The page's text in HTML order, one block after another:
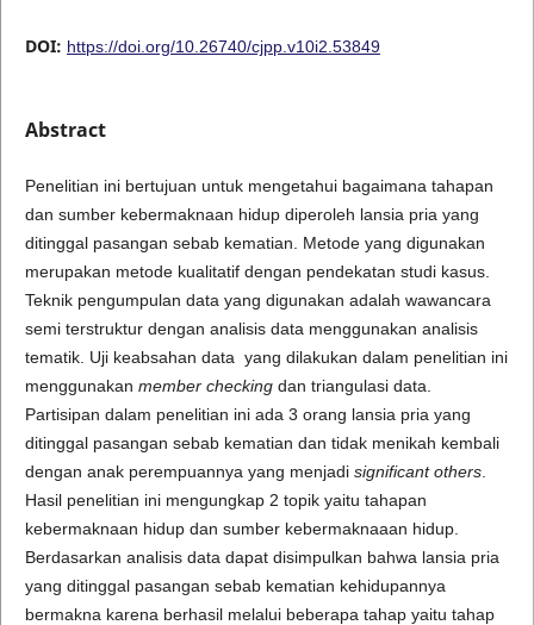
DOI: https://doi.org/10.26740/cjpp.v10i2.53849
Abstract
Penelitian ini bertujuan untuk mengetahui bagaimana tahapan
dan sumber kebermaknaan hidup diperoleh lansia pria yang
ditinggal pasangan sebab kematian. Metode yang digunakan
merupakan metode kualitatif dengan pendekatan studi kasus.
Teknik pengumpulan data yang digunakan adalah wawancara
semi terstruktur dengan analisis data menggunakan analisis
tematik. Uji keabsahan data yang dilakukan dalam penelitian ini
menggunakan member checking dan triangulasi data.
Partisipan dalam penelitian ini ada 3 orang lansia pria yang
ditinggal pasangan sebab kematian dan tidak menikah kembali
dengan anak perempuannya yang menjadi significant others.
Hasil penelitian ini mengungkap 2 topik yaitu tahapan
kebermaknaan hidup dan sumber kebermaknaaan hidup.
Berdasarkan analisis data dapat disimpulkan bahwa lansia pria
yang ditinggal pasangan sebab kematian kehidupannya
bermakna karena berhasil melalui beberapa tahap yaitu tahap